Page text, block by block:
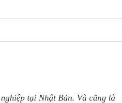
tại Nhật Bản. Và cũng là